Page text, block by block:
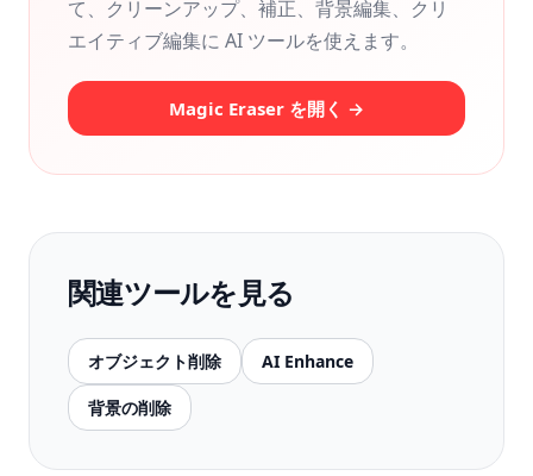
て、クリーンアップ、補正、背景編集、クリ
エイティブ編集に AI ツールを使えます。
Magic Eraser を開く →
関連ツールを見る
オブジェクト削除 AI Enhance
背景の削除